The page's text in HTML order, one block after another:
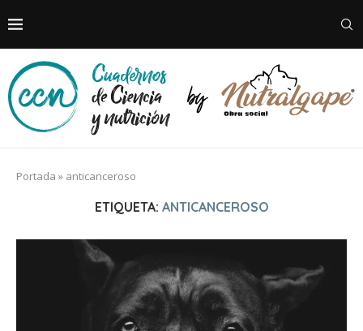
Portada » anticanceroso
ETIQUETA: ANTICANCEROSO